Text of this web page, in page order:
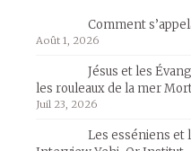
Comment
Août 1, 2026
Jésus et les
les rouleaux de la mer
Juil 23, 2026
Les esséniens et